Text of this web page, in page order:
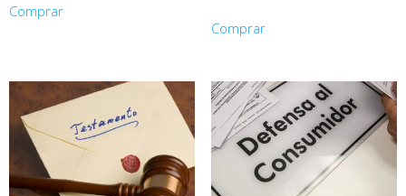
Comprar
Comprar